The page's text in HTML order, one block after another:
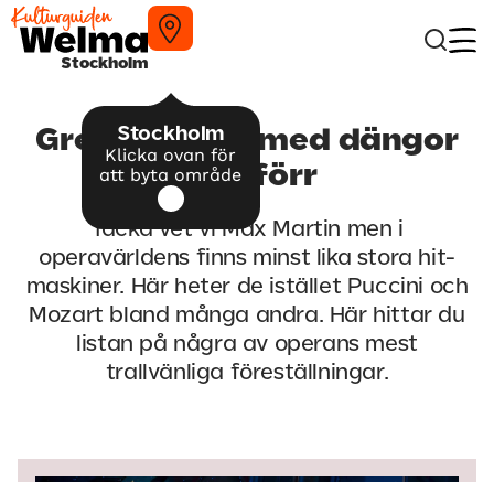
Stockholm
Stockholm
Klicka ovan för
att byta område
Greatest hits med dängor
från förr
Tacka vet vi Max Martin men i
operavärldens finns minst lika stora hit-
maskiner. Här heter de istället Puccini och
Mozart bland många andra. Här hittar du
listan på några av operans mest
trallvänliga föreställningar.